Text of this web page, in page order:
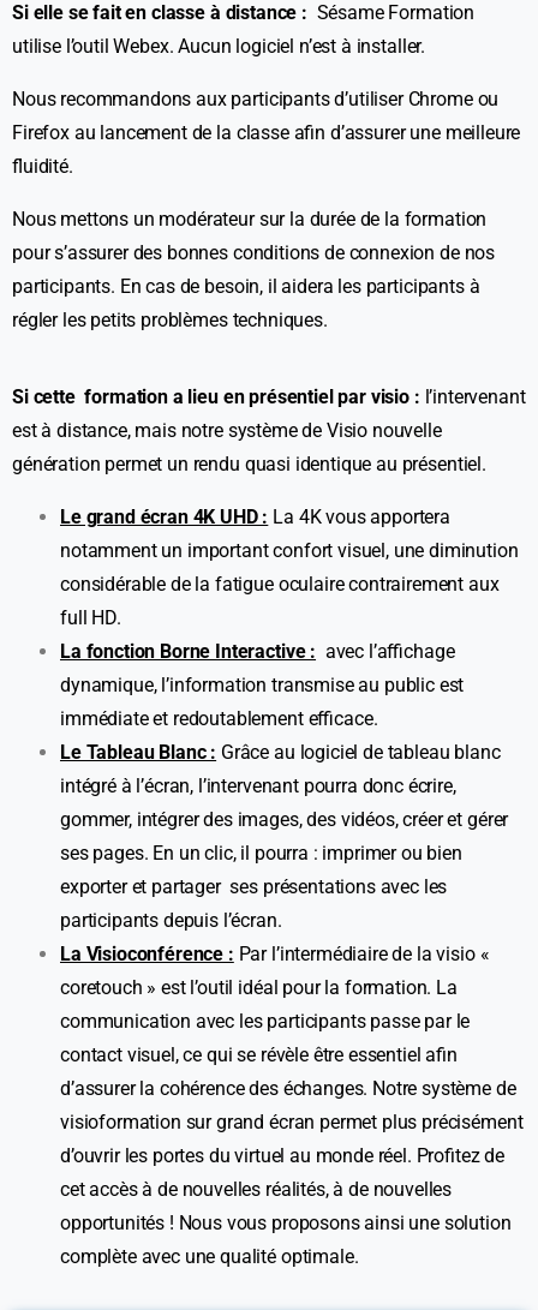
Si elle se fait en classe à distance : Sésame Formation
utilise l’outil Webex. Aucun logiciel n’est à installer.
Nous recommandons aux participants d’utiliser Chrome ou
Firefox au lancement de la classe afin d’assurer une meilleure
fluidité.
Nous mettons un modérateur sur la durée de la formation
pour s’assurer des bonnes conditions de connexion de nos
participants. En cas de besoin, il aidera les participants à
régler les petits problèmes techniques.
Si cette formation a lieu en présentiel par visio : l’intervenant
est à distance, mais notre système de Visio nouvelle
génération permet un rendu quasi identique au présentiel.
Le grand écran 4K UHD : La 4K vous apportera
notamment un important confort visuel, une diminution
considérable de la fatigue oculaire contrairement aux
full HD.
La fonction Borne Interactive : avec l’affichage
dynamique, l’information transmise au public est
immédiate et redoutablement efficace.
Le Tableau Blanc : Grâce au logiciel de tableau blanc
intégré à l’écran, l’intervenant pourra donc écrire,
gommer, intégrer des images, des vidéos, créer et gérer
ses pages. En un clic, il pourra : imprimer ou bien
exporter et partager ses présentations avec les
participants depuis l’écran.
La Visioconférence : Par l’intermédiaire de la visio «
coretouch » est l’outil idéal pour la formation. La
communication avec les participants passe par le
contact visuel, ce qui se révèle être essentiel afin
d’assurer la cohérence des échanges. Notre système de
visioformation sur grand écran permet plus précisément
d’ouvrir les portes du virtuel au monde réel. Profitez de
cet accès à de nouvelles réalités, à de nouvelles
opportunités ! Nous vous proposons ainsi une solution
complète avec une qualité optimale.